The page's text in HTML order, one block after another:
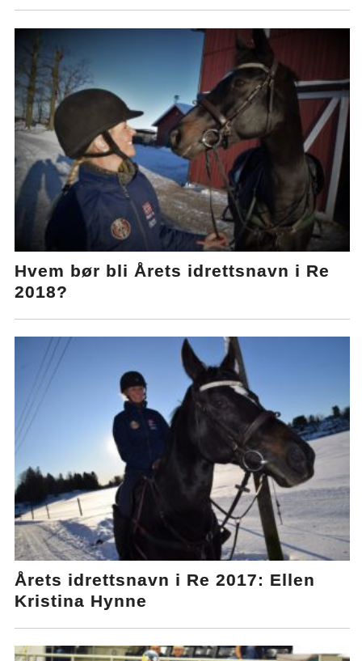
Hvem bør bli Årets idrettsnavn i Re
2018?
Årets idrettsnavn i Re 2017: Ellen
Kristina Hynne